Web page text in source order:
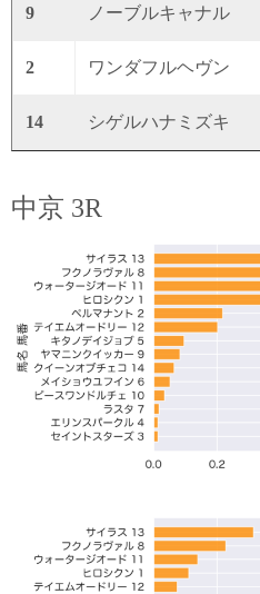
9 ノーブルキャナル
2 ワンダフルヘヴン
14 シゲルハナミズキ
中京 3R